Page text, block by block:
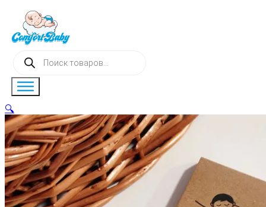
Поиск
товаров
🔍